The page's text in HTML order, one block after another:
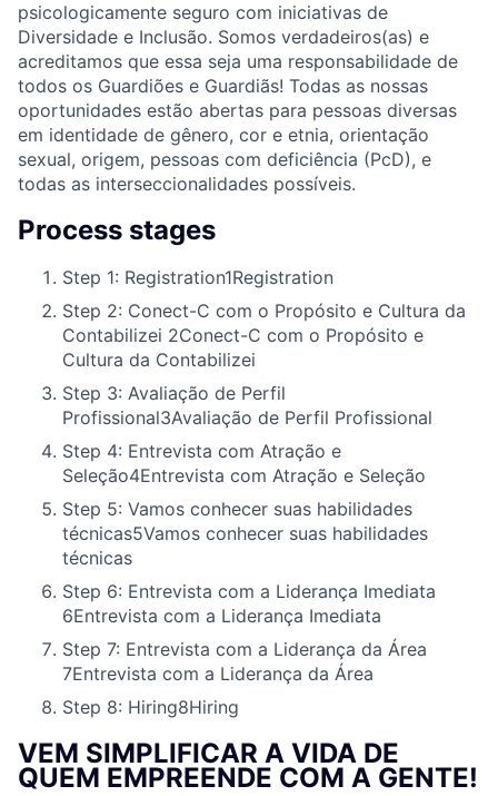
psicologicamente seguro com iniciativas de
Diversidade e Inclusão. Somos verdadeiros(as) e
acreditamos que essa seja uma responsabilidade de
todos os Guardiões e Guardiãs! Todas as nossas
oportunidades estão abertas para pessoas diversas
em identidade de gênero, cor e etnia, orientação
sexual, origem, pessoas com deficiência (PcD), e
todas as interseccionalidades possíveis.
Process stages
Step 1: Registration1Registration
Step 2: Conect-C com o Propósito e Cultura da
Contabilizei 2Conect-C com o Propósito e
Cultura da Contabilizei
Step 3: Avaliação de Perfil
Profissional3Avaliação de Perfil Profissional
Step 4: Entrevista com Atração e
Seleção4Entrevista com Atração e Seleção
Step 5: Vamos conhecer suas habilidades
técnicas5Vamos conhecer suas habilidades
técnicas
Step 6: Entrevista com a Liderança Imediata
6Entrevista com a Liderança Imediata
Step 7: Entrevista com a Liderança da Área
7Entrevista com a Liderança da Área
Step 8: Hiring8Hiring
VEM SIMPLIFICAR A VIDA DE
QUEM EMPREENDE COM A GENTE!